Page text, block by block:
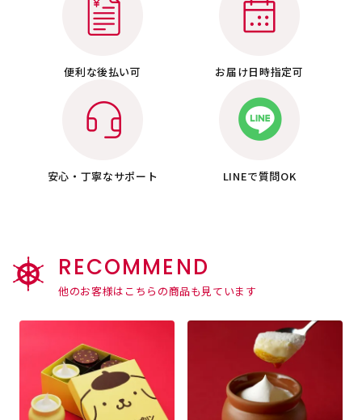
便利な後払い可 お届け日時指定可
安心・丁寧なサポート LINEで質問OK
RECOMMEND
他のお客様はこちらの商品も見ています